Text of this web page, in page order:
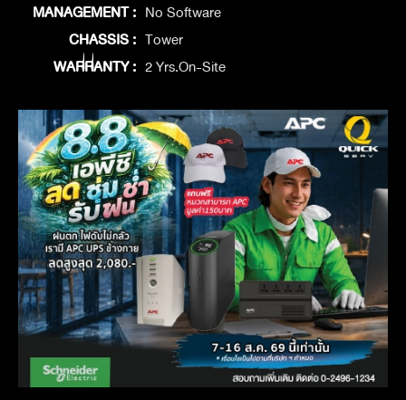
MANAGEMENT : No Software
CHASSIS : Tower
WARRANTY : 2 Yrs.On-Site